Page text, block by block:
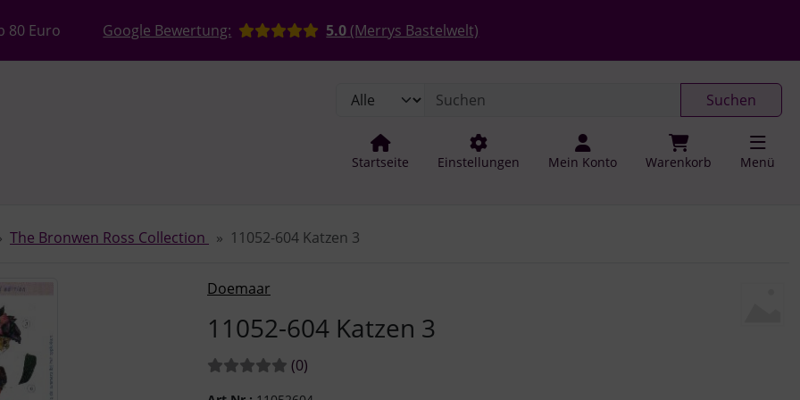
80 Euro Google Bewertung: 5.0(Merrys Bastelwelt)
Suchen
Startseite Einstellungen Mein Konto Warenkorb Menü
The Bronwen Ross Collection 11052-604 Katzen 3
Doemaar
11052-604 Katzen 3
Bewertungen:
(0Bewertungen
)
" und "Vor-Button" nutzen, um zwischen den Bildern zu navigieren. Zum Vergrößern klicken Sie auf das Bild.